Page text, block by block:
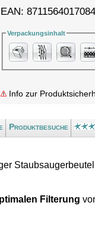
EAN: 8711564017084
Verpackungsinhalt
Info zur
Produktbesuche
Filterung